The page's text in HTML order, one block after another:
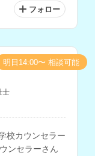
フォロー
士
校カウンセラー
ンセラーさん
明日14:00〜 相談可能